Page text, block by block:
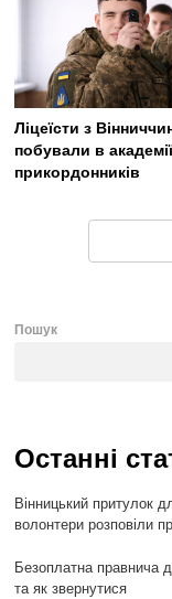
Ліцеїсти з
побували в
прикордонників
Пошук
Останні
Вінницький притулок
волонтери розповіли
Безоплатна правнича
та як звернутися